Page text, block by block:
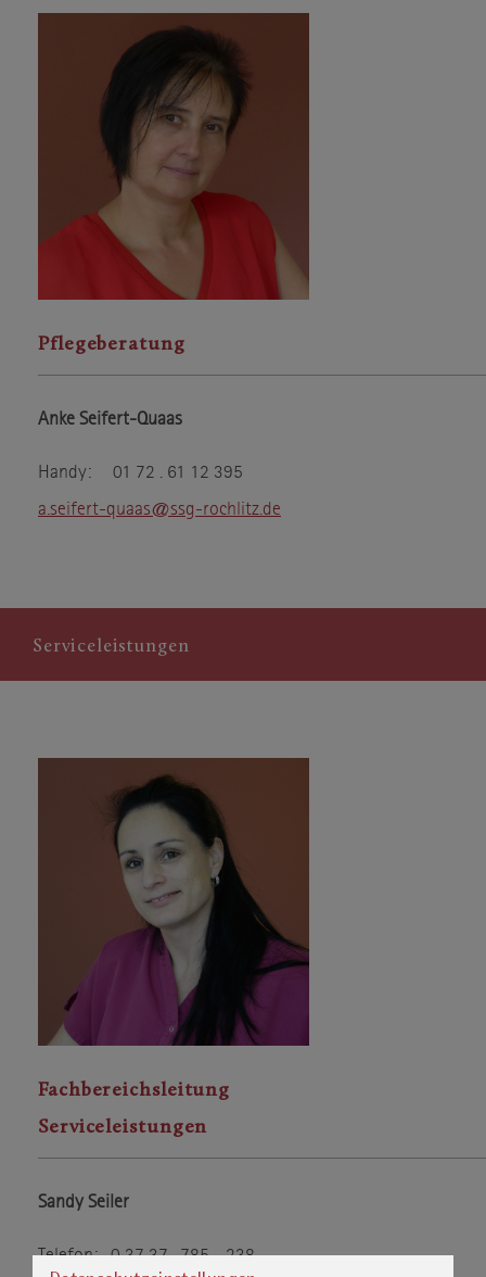
Pflegeberatung
Anke Seifert-Quaas
Handy: 01 72 . 61 12 395
a.seifert-quaas@ssg-rochlitz.de
Serviceleistungen
Fachbereichsleitung
Serviceleistungen
Sandy Seiler
Telefon: 0 37 37 . 785 - 238